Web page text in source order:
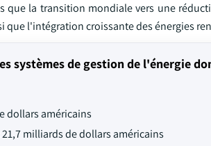
la transition mondiale vers une
l'intégration croissante des énergies
systèmes de gestion de l'énergie
dollars américains
milliards de dollars américains